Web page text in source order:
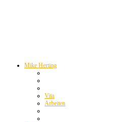
Mike Herting
Vita
Arbeiten